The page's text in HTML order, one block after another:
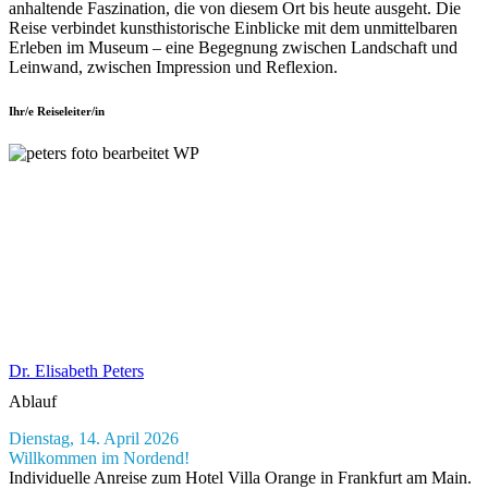
anhaltende Faszination, die von diesem Ort bis heute ausgeht. Die
Reise verbindet kunsthistorische Einblicke mit dem unmittelbaren
Erleben im Museum – eine Begegnung zwischen Landschaft und
Leinwand, zwischen Impression und Reflexion.
Ihr/e Reiseleiter/in
Dr. Elisabeth Peters
Ablauf
Dienstag, 14. April 2026
Willkommen im Nordend!
Individuelle Anreise zum Hotel Villa Orange in Frankfurt am Main.